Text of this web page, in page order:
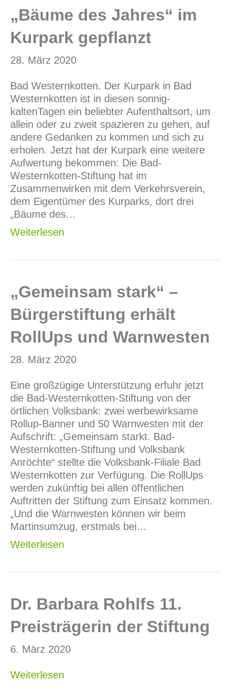
„Bäume des Jahres“ im
Kurpark gepflanzt
28. März 2020
Bad Westernkotten. Der Kurpark in Bad
Westernkotten ist in diesen sonnig-
kaltenTagen ein beliebter Aufenthaltsort, um
allein oder zu zweit spazieren zu gehen, auf
andere Gedanken zu kommen und sich zu
erholen. Jetzt hat der Kurpark eine weitere
Aufwertung bekommen: Die Bad-
Westernkotten-Stiftung hat im
Zusammenwirken mit dem Verkehrsverein,
dem Eigentümer des Kurparks, dort drei
„Bäume des…
Weiterlesen
„Gemeinsam stark“ –
Bürgerstiftung erhält
RollUps und Warnwesten
28. März 2020
Eine großzügige Unterstützung erfuhr jetzt
die Bad-Westernkotten-Stiftung von der
örtlichen Volksbank: zwei werbewirksame
Rollup-Banner und 50 Warnwesten mit der
Aufschrift: „Gemeinsam starkt. Bad-
Westernkotten-Stiftung und Volksbank
Anröchte“ stellte die Volksbank-Filiale Bad
Westernkotten zur Verfügung. Die RollUps
werden zukünftig bei allen öffentlichen
Auftritten der Stiftung zum Einsatz kommen.
„Und die Warnwesten können wir beim
Martinsumzug, erstmals bei…
Weiterlesen
Dr. Barbara Rohlfs 11.
Preisträgerin der Stiftung
6. März 2020
Weiterlesen